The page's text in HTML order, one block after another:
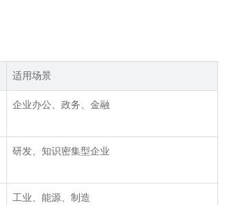
适用场景
企业办公、政务、金融
研发、知识密集型企业
工业、能源、制造